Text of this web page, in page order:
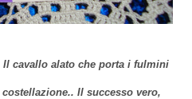
cavallo alato che porta i fulmini
Il successo vero,